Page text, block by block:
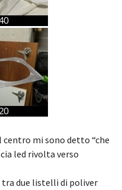
centro mi sono detto “che
led rivolta verso
due listelli di poliver